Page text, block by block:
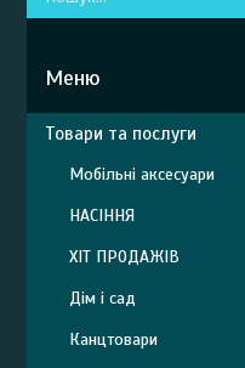
Товари та послуги
Мобільні аксесуари
НАСІННЯ
ХІТ ПРОДАЖІВ
Дім і сад
Канцтовари